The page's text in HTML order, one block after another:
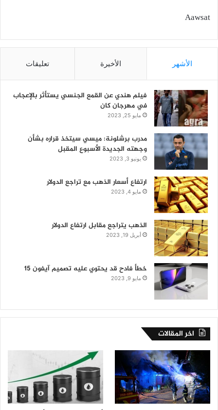
Aawsat
الأشهر الأخيرة تعليقات
فيلم هندي عن القمع الجنسي يستأثر بالإعجاب
في مهرجان كان
مايو 25, 2023
مدرب برشلونة: ميسي سيتخذ قراره بشأن
وجهته الجديدة الأسبوع المقبل
يونيو 3, 2023
ارتفاع أسعار الذهب مع تراجع الدولار
مايو 4, 2023
الذهب يتراجع مقابل ارتفاع الدولار
أبريل 19, 2023
خطأ فادح قد يحتوي عليه تصميم آيفون 15
مايو 9, 2023
اخر المقالات